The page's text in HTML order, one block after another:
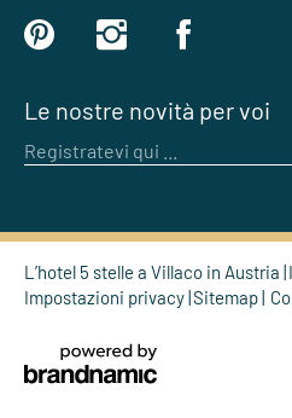
Le nostre novità per voi
Registratevi qui ...
L’hotel 5 stelle a Villaco in Austria
Impostazioni privacy Sitemap